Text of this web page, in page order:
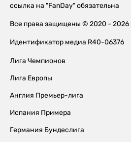
ссылка на "FanDay" обязательна
Все права защищены © 2020 -
Идентификатор медиа R40-06376
Лига Чемпионов
Лига Европы
Англия Премьер-лига
Испания Примера
Германия Бундеслига